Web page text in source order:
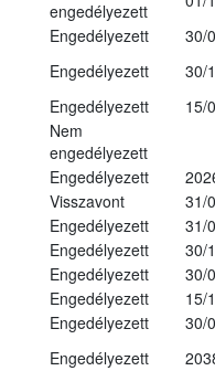
engedélyezett
Engedélyezett
30/
Engedélyezett
30/
Engedélyezett
15/
Nem
engedélyezett
Engedélyezett
Visszavont
31/
Engedélyezett
31/
Engedélyezett
30/
Engedélyezett
30/
Engedélyezett
15/
Engedélyezett
30/
Engedélyezett